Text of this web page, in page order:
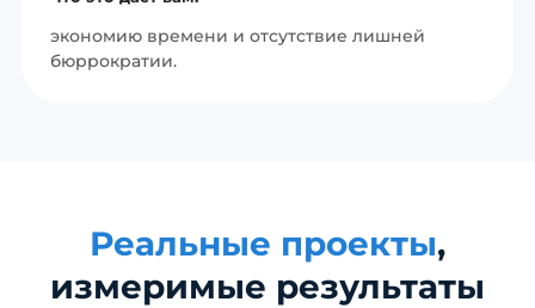
экономию времени и отсутствие лишней
бюррократии.
Реальные проекты,
измеримые результаты